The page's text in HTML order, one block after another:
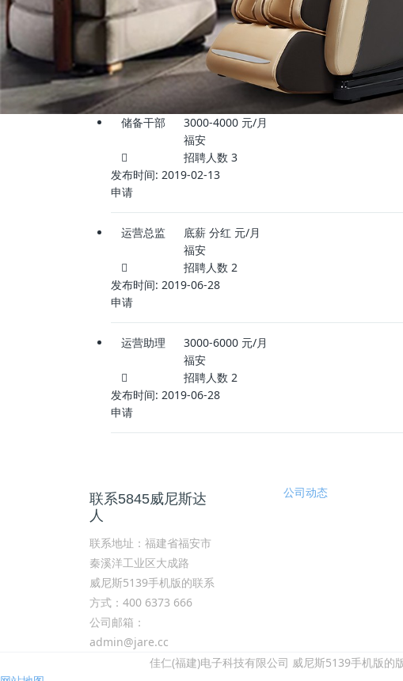
储备干部 3000-4000 元/月
福安
招聘人数 3
发布时间:2019-02-13
申请
运营总监 底薪 分红 元/月
福安
招聘人数 2
发布时间:2019-06-28
申请
运营助理 3000-6000 元/月
福安
招聘人数 2
发布时间:2019-06-28
申请
联系5845威尼斯达
人
联系地址：福建省福安市
秦溪洋工业区大成路
威尼斯5139手机版的联系
方式：400 6373 666
公司邮箱：
admin@jare.cc
公司动态
佳仁(福建)电子科技有限公司 威尼斯5139手机版